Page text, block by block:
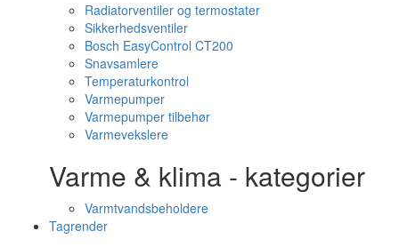
Radiatorventiler og termostater
Sikkerhedsventiler
Bosch EasyControl CT200
Snavsamlere
Temperaturkontrol
Varmepumper
Varmepumper tilbehør
Varmevekslere
Varme & klima - kategorier
Varmtvandsbeholdere
Tagrender